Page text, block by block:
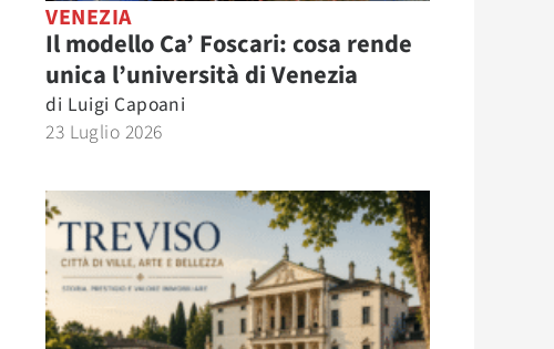
VENEZIA
Il modello Ca’ Foscari: cosa rende
unica l’università di Venezia
di Luigi Capoani
23 Luglio 2026